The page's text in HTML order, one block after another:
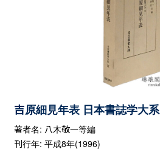
吉原細見年表 日本書誌学大系
著者名: 八木敬一等編
刊行年: 平成8年(1996)